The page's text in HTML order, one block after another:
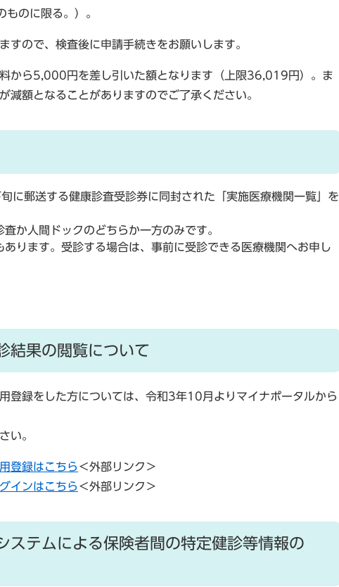
のに限る。）。
すので、検査後に申請手続きをお願いします。
から5,000円を差し引いた額となります（上限36,019円）。ま
減額となることがありますのでご了承ください。
に郵送する健康診査受診券に同封された「実施医療機関一覧」を
か人間ドックのどちらか一方のみです。
ります。受診する場合は、事前に受診できる医療機関へお申し
結果の閲覧について
登録をした方については、令和3年10月よりマイナポータルから
い。
登録はこちら ＜外部リンク＞
インはこちら ＜外部リンク＞
ステムによる保険者間の特定健診等情報の